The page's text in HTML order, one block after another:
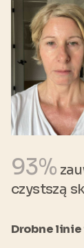
93%
czystszą
Drobne